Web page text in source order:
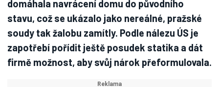
domáhala navrácení domu do původního
stavu, což se ukázalo jako nereálné, pražské
soudy tak žalobu zamítly. Podle nálezu ÚS je
zapotřebí pořídit ještě posudek statika a dát
firmě možnost, aby svůj nárok přeformulovala.